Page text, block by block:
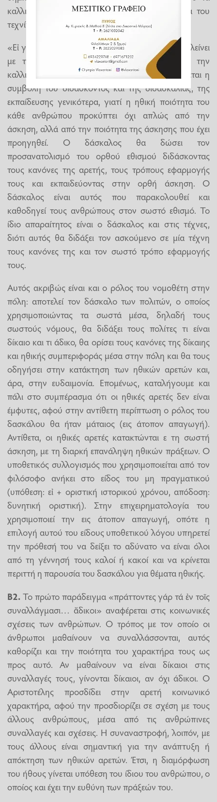
καλλιτεχνικά έργα αλλά όλα τα δημιουργήματα του
τεχνίτη.
«Εἰ γάρ μή οὕτως εἶχεν … ἢ κακοί»: Η ενότητα κλείνει
με την επισήμανση του Αριστοτέλη ότι για την
καλλιέργεια της ηθικής αρετής απαραίτητη κρίνεται η
συμβολή του διδάσκοντος και της διδασκαλίας, της
εκπαίδευσης γενικότερα, γιατί η ηθική ποιότητα του
κάθε ανθρώπου προκύπτει όχι απλώς από την
άσκηση, αλλά από την ποιότητα της άσκησης που έχει
προηγηθεί. Ο δάσκαλος θα δώσει τον
προσανατολισμό του ορθού εθισμού διδάσκοντας
τους κανόνες της αρετής, τους τρόπους εφαρμογής
τους και εκπαιδεύοντας στην ορθή άσκηση. Ο
δάσκαλος είναι αυτός που παρακολουθεί και
καθοδηγεί τους ανθρώπους στον σωστό εθισμό. Το
ίδιο απαραίτητος είναι ο δάσκαλος και στις τέχνες,
διότι αυτός θα διδάξει τον ασκούμενο σε μία τέχνη
τους κανόνες της και τον σωστό τρόπο εφαρμογής
τους.
Αυτός ακριβώς είναι και ο ρόλος του νομοθέτη στην
πόλη: αποτελεί τον δάσκαλο των πολιτών, ο οποίος
χρησιμοποιώντας τα σωστά μέσα, δηλαδή τους
σωστούς νόμους, θα διδάξει τους πολίτες τι είναι
δίκαιο και τι άδικο, θα ορίσει τους κανόνες της δίκαιης
και ηθικής συμπεριφοράς μέσα στην πόλη και θα τους
οδηγήσει στην κατάκτηση των ηθικών αρετών και,
άρα, στην ευδαιμονία. Επομένως, καταλήγουμε και
πάλι στο συμπέρασμα ότι οι ηθικές αρετές δεν είναι
έμφυτες, αφού στην αντίθετη περίπτωση ο ρόλος του
δασκάλου θα ήταν μάταιος (εις άτοπον απαγωγή).
Αντίθετα, οι ηθικές αρετές κατακτώνται ε τη σωστή
άσκηση, με τη διαρκή επανάληψη ηθικών πράξεων. Ο
υποθετικός συλλογισμός που χρησιμοποιείται από τον
φιλόσοφο ανήκει στο είδος του μη πραγματικού
(υπόθεση: εἰ + οριστική ιστορικού χρόνου, απόδοση:
δυνητική οριστική). Στην επιχειρηματολογία του
χρησιμοποιεί την εις άτοπον απαγωγή, οπότε η
επιλογή αυτού του είδους υποθετικού λόγου υπηρετεί
την πρόθεσή του να δείξει το αδύνατο να είναι όλοι
από τη γέννησή τους καλοί ή κακοί και να κρίνεται
περιττή η παρουσία του δασκάλου για θέματα ηθικής.
Β2.Το πρώτο παράδειγμα «πράττοντες γάρ τά ἐν τοῖς
συναλλάγμασι… ἄδικοι» αναφέρεται στις κοινωνικές
σχέσεις των ανθρώπων. Ο τρόπος με τον οποίο οι
άνθρωποι μαθαίνουν να συναλλάσσονται, αυτός
καθορίζει και την ποιότητα του χαρακτήρα τους ως
προς αυτό. Αν μαθαίνουν να είναι δίκαιοι στις
συναλλαγές τους, γίνονται δίκαιοι, αν όχι άδικοι. Ο
Αριστοτέλης προσδίδει στην αρετή κοινωνικό
χαρακτήρα, αφού την προσδιορίζει σε σχέση με τους
άλλους ανθρώπους, μέσα από τις ανθρώπινες
συναλλαγές και σχέσεις. Η συναναστροφή, λοιπόν, με
τους άλλους είναι σημαντική για την ανάπτυξη ή
απόκτηση των ηθικών αρετών. Έτσι, η διαμόρφωση
του ήθους γίνεται υπόθεση του ίδιου του ανθρώπου, ο
οποίος και έχει την ευθύνη των πράξεών του.